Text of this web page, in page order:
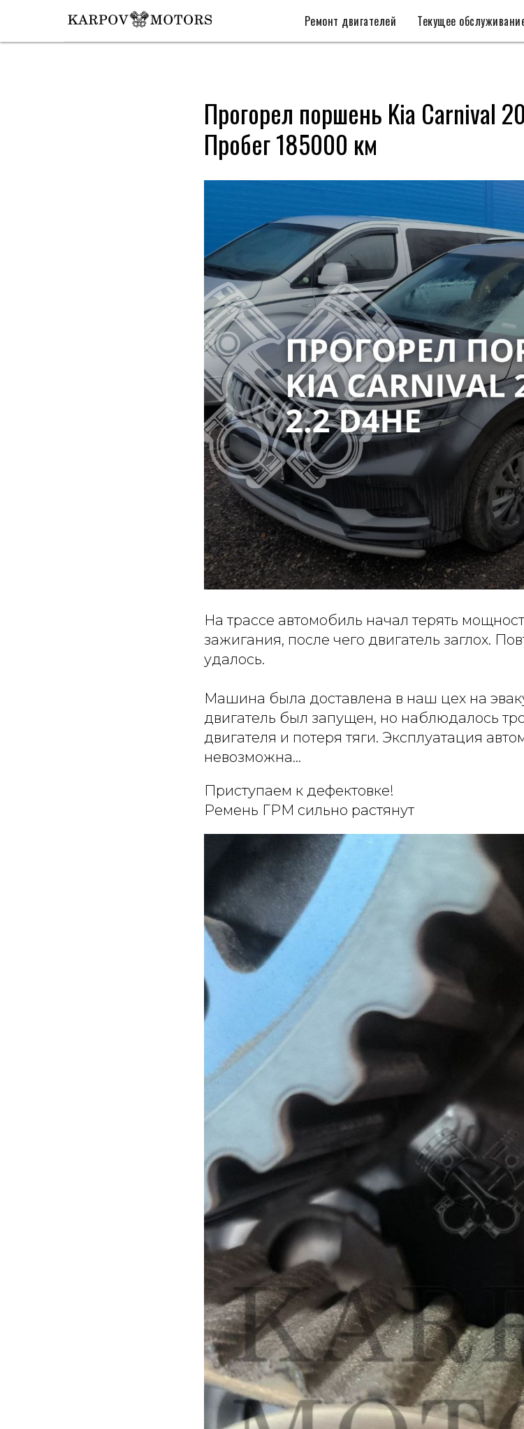
Ремонт двигателей Текущее
Прогорел поршень Kia Carnival
Пробег 185000 км
На трассе автомобиль начал терять
зажигания, после чего двигатель заглох.
удалось.
Машина была доставлена в наш цех на
двигатель был запущен, но наблюдалось
двигателя и потеря тяги. Эксплуатация
невозможна...
Приступаем к дефектовке!
Ремень ГРМ сильно растянут